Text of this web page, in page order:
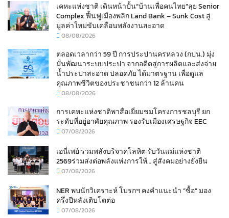
เคหะแห่งชาติ เดินหน้าปั้น“บ้านเพื่อคนไทย”ลุย Senior
Complex ฟื้นฟูเมืองพลิก Land Bank – Sunk Cost สู่
มูลค่าใหม่ขับเคลื่อนพลังงานสะอาด
08/08/2026
ตลอดเวลากว่า 59 ปี การประปานครหลวง (กปน.) มุ่ง
มั่นพัฒนาระบบประปา จากอดีตสู่การผลิตและส่งจ่าย
น้ำประปาสะอาด ปลอดภัย ได้มาตรฐาน เพื่อดูแล
คุณภาพชีวิตของประชาชนกว่า 12 ล้านคน
08/08/2026
การเคหะแห่งชาติพาสื่อเยี่ยมชมโครงการชลบุรี ยก
ระดับที่อยู่อาศัยคุณภาพ รองรับเมืองเศรษฐกิจ EEC
07/08/2026
เอนี่เพย์ รวมพลังบริจาคโลหิต รับวันแม่แห่งชาติ
2569ร่วมส่งต่อพลังแห่งการให้… สู่สังคมอย่างยั่งยืน
07/08/2026
NER พบนักวิเคราะห์ โบรกฯ คงคำแนะนำ “ซื้อ” มอง
ครึ่งปีหลังเติบโตต่อ
07/08/2026